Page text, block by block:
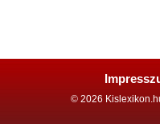
© 2026